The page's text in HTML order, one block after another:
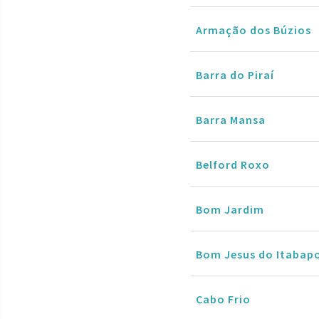
Armação dos Búzios
Barra do Piraí
Barra Mansa
Belford Roxo
Bom Jardim
Bom Jesus do
Cabo Frio